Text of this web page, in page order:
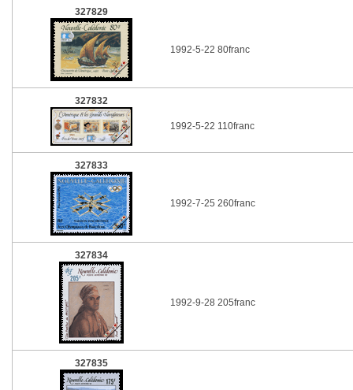
327829
1992-5-22 80franc
327832
1992-5-22 110franc
327833
1992-7-25 260franc
327834
1992-9-28 205franc
327835